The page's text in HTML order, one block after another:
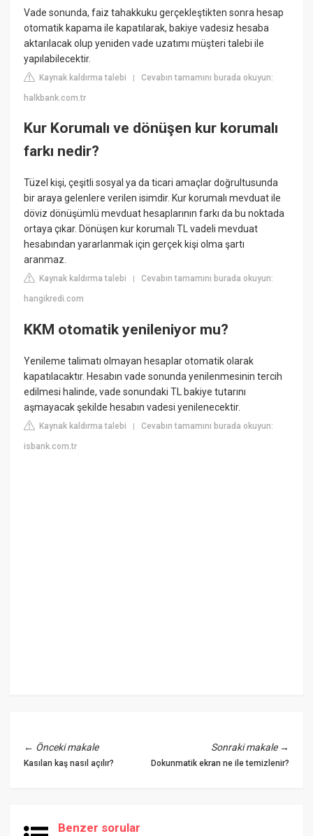
Vade sonunda, faiz tahakkuku gerçekleştikten sonra hesap
otomatik kapama ile kapatılarak, bakiye vadesiz hesaba
aktarılacak olup yeniden vade uzatımı müşteri talebi ile
yapılabilecektir.
Kaynak kaldırma talebi |Cevabın tamamını burada okuyun:
halkbank.com.tr
Kur Korumalı ve dönüşen kur korumalı
farkı nedir?
Tüzel kişi, çeşitli sosyal ya da ticari amaçlar doğrultusunda
bir araya gelenlere verilen isimdir. Kur korumalı mevduat ile
döviz dönüşümlü mevduat hesaplarının farkı da bu noktada
ortaya çıkar. Dönüşen kur korumalı TL vadeli mevduat
hesabından yararlanmak için gerçek kişi olma şartı
aranmaz.
Kaynak kaldırma talebi |Cevabın tamamını burada okuyun:
hangikredi.com
KKM otomatik yenileniyor mu?
Yenileme talimatı olmayan hesaplar otomatik olarak
kapatılacaktır. Hesabın vade sonunda yenilenmesinin tercih
edilmesi halinde, vade sonundaki TL bakiye tutarını
aşmayacak şekilde hesabın vadesi yenilenecektir.
Kaynak kaldırma talebi |Cevabın tamamını burada okuyun:
isbank.com.tr
← Önceki makale
Kasılan kaş nasıl açılır?
Sonraki makale→
Dokunmatik ekran ne ile temizlenir?
Benzer sorular